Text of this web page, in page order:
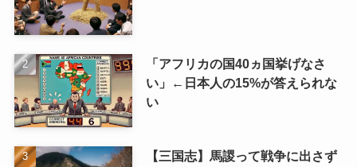
「アフリカの国40ヵ国挙げなさ
い」←日本人の15%が答えられな
い
【三国志】馬謖って戦争に出さず